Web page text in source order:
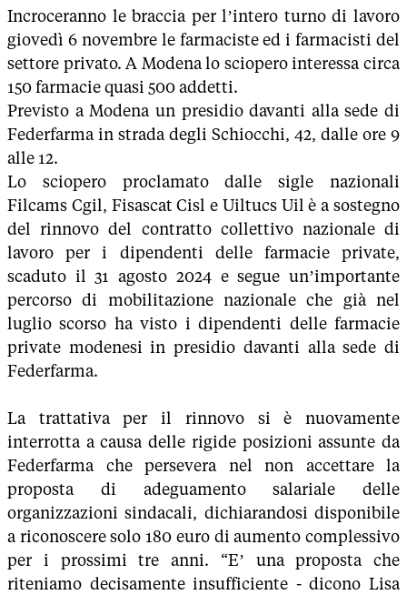
Incroceranno le braccia per l’intero turno di lavoro
giovedì 6 novembre le farmaciste ed i farmacisti del
settore privato. A Modena lo sciopero interessa circa
150 farmacie quasi 500 addetti.
Previsto a Modena un presidio davanti alla sede di
Federfarma in strada degli Schiocchi, 42, dalle ore 9
alle 12.
Lo sciopero proclamato dalle sigle nazionali
Filcams Cgil, Fisascat Cisl e Uiltucs Uil è a sostegno
del rinnovo del contratto collettivo nazionale di
lavoro per i dipendenti delle farmacie private,
scaduto il 31 agosto 2024 e segue un’importante
percorso di mobilitazione nazionale che già nel
luglio scorso ha visto i dipendenti delle farmacie
private modenesi in presidio davanti alla sede di
Federfarma.
La trattativa per il rinnovo si è nuovamente
interrotta a causa delle rigide posizioni assunte da
Federfarma che persevera nel non accettare la
proposta di adeguamento salariale delle
organizzazioni sindacali, dichiarandosi disponibile
a riconoscere solo 180 euro di aumento complessivo
per i prossimi tre anni. “E’ una proposta che
riteniamo decisamente insufficiente - dicono Lisa